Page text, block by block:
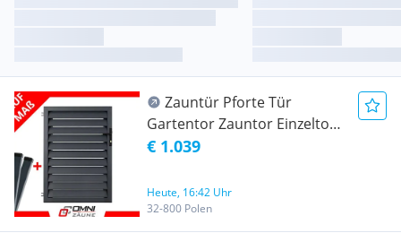
Zauntür Pforte Tür
Gartentor Zauntor Einzeltor
Hoftür Tor Gartenpforte
Metall Stahl Verzinkt
Pulverbeschichtet
€ 1.039
Heute, 16:42 Uhr
32-800 Polen